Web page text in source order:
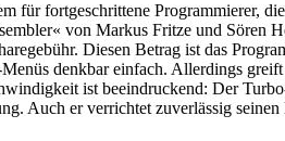
für fortgeschrittene Programmierer,
von Markus Fritze und Sören
Diesen Betrag ist das
denkbar einfach. Allerdings
ist beeindruckend: Der
Auch er verrichtet zuverlässig